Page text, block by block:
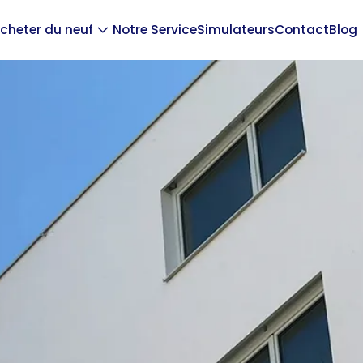
du neuf Notre ServiceSimulateursContactBlog